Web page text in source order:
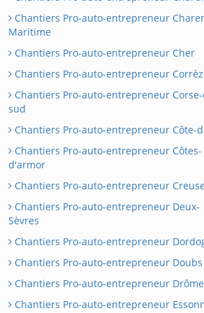
Chantiers Pro-auto-entrepreneur
Maritime
Chantiers Pro-auto-entrepreneur Cher
Chantiers Pro-auto-entrepreneur
Chantiers Pro-auto-entrepreneur
sud
Chantiers Pro-auto-entrepreneur Côte-
Chantiers Pro-auto-entrepreneur Côtes-
d'armor
Chantiers Pro-auto-entrepreneur Creuse
Chantiers Pro-auto-entrepreneur Deux-
Sèvres
Chantiers Pro-auto-entrepreneur
Chantiers Pro-auto-entrepreneur Doubs
Chantiers Pro-auto-entrepreneur Drôme
Chantiers Pro-auto-entrepreneur